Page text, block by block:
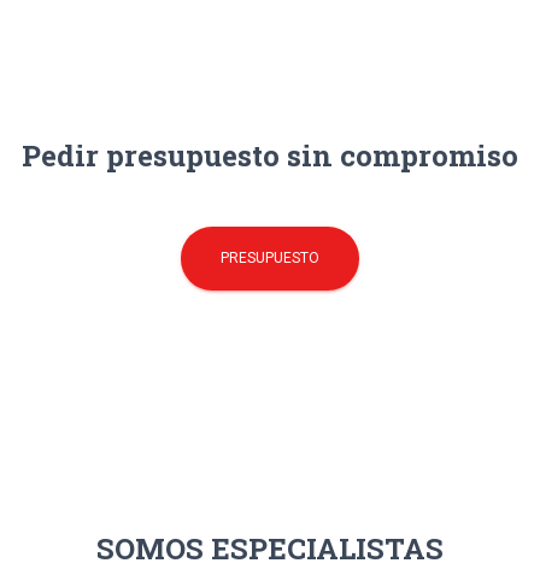
Pedir presupuesto sin compromiso
PRESUPUESTO
SOMOS ESPECIALISTAS